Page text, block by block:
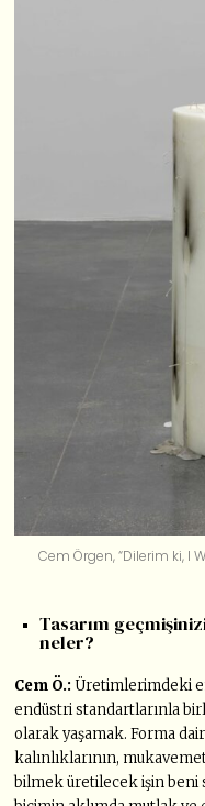
Cem Örgen, “Dilerim ki, I
Tasarım
neler?
Cem Ö.: Üretimlerimdeki
endüstri standartlarınla
olarak yaşamak. Forma
kalınlıklarının,
bilmek üretilecek işin beni